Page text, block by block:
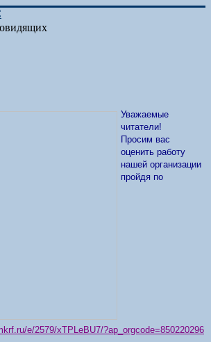
Уважаемые
читатели!
Просим вас
оценить работу
нашей организации
пройдя по
e/2579/xTPLeBU7/?ap_orgcode=850220296